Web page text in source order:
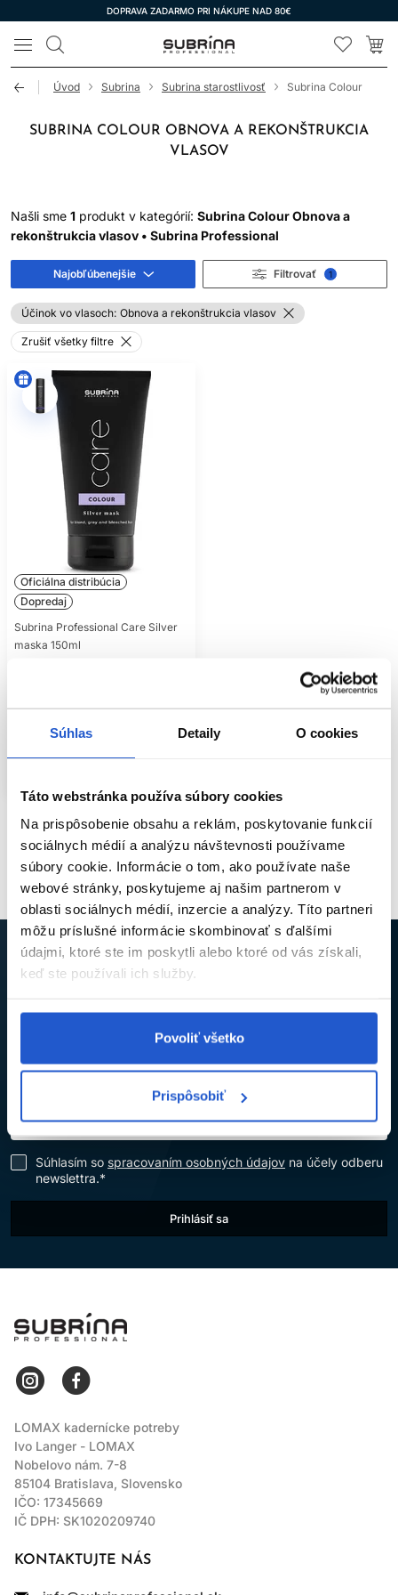
Súhlas Detaily O cookies
Táto webstránka používa súbory cookies
Na prispôsobenie obsahu a reklám, poskytovanie funkcií
sociálnych médií a analýzu návštevnosti používame
súbory cookie. Informácie o tom, ako používate naše
webové stránky, poskytujeme aj našim partnerom v
oblasti sociálnych médií, inzercie a analýzy. Títo partneri
môžu príslušné informácie skombinovať s ďalšími
údajmi, ktoré ste im poskytli alebo ktoré od vás získali,
keď ste používali ich služby.
Povoliť všetko
Prispôsobiť
DOPRAVA ZADARMO PRI NÁKUPE NAD 80€
LOMAX
Úvod Subrina Subrina starostlivosť Subrina Colour
SUBRINA COLOUR OBNOVA A REKONŠTRUKCIA
VLASOV
Našli sme 1 produkt v kategórií: Subrina Colour Obnova a
rekonštrukcia vlasov • Subrina Professional
Najobľúbenejšie Filtrovať 1
Účinok vo vlasoch: Obnova a rekonštrukcia vlasov
Zrušiť všetky filtre
Oficiálna distribúcia
Dopredaj
Subrina Professional Care Silver
maska 150ml
8.20 €
Pozreli ste1 z1produktov
ktorý vám pošleme na e-mail.
Súhlasím so spracovaním osobných údajov na účely odberu
newslettra.*
Prihlásiť sa
LOMAX
LOMAX kadernícke potreby
Ivo Langer - LOMAX
Nobelovo nám. 7-8
85104 Bratislava, Slovensko
IČO: 17345669
IČ DPH: SK1020209740
KONTAKTUJTE NÁS